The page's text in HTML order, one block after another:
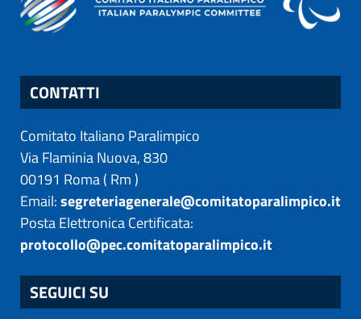
CONTATTI
Comitato Italiano Paralimpico
Via Flaminia Nuova, 830
00191 Roma( Rm)
Email:segreteriagenerale@comitatoparalimpico.it
Posta Elettronica Certificata:
protocollo@pec.comitatoparalimpico.it
SEGUICI SU